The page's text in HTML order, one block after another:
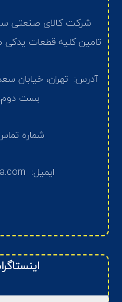
تامین کلیه قطعات
آدرس: تهران، خیابان
بست دوم،
شماره تماس:
ایمیل: info@sepahan-kala.com